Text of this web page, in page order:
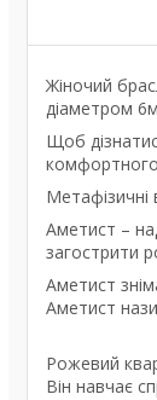
Жіночий
діаметром
Щоб
Метафізичні
Аметист –
загострити
Аметист
Аметист
Рожевий
Він навчає